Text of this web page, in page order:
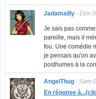
Jadamailly- Dim
Je sais pas
pareille, mais il
fou. Une comédie
je pensais qu'on
posthumes à la
AngelThug- Sam
En réponse